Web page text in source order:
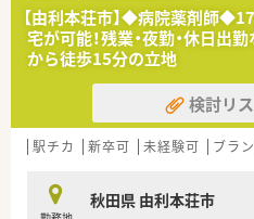
【由利本荘市】◆病院薬剤師
宅が可能！残業・夜勤・休日出
から徒歩15分の立地
検討リ
駅チカ 新卒可 未経験可 ブラ
秋田県 由利本荘市